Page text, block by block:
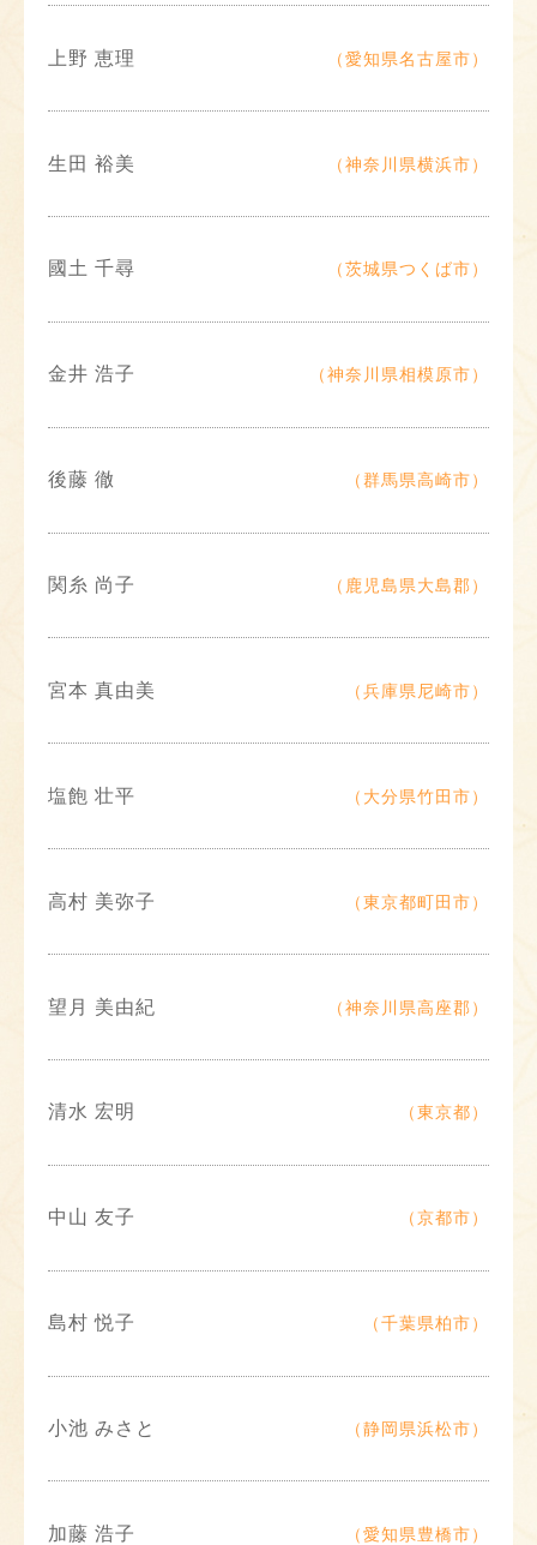
上野 恵理 （愛知県名古屋市）
生田 裕美 （神奈川県横浜市）
國土 千尋 （茨城県つくば市）
金井 浩子 （神奈川県相模原市）
後藤 徹 （群馬県高崎市）
関糸 尚子 （鹿児島県大島郡）
宮本 真由美 （兵庫県尼崎市）
塩飽 壮平 （大分県竹田市）
高村 美弥子 （東京都町田市）
望月 美由紀 （神奈川県高座郡）
清水 宏明 （東京都）
中山 友子 （京都市）
島村 悦子 （千葉県柏市）
小池 みさと （静岡県浜松市）
加藤 浩子 （愛知県豊橋市）